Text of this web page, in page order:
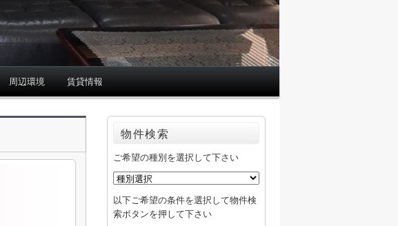
周辺環境 賃貸情報
物件検索
ご希望の種別を選択して下さい
以下ご希望の条件を選択して物件検
索ボタンを押して下さい